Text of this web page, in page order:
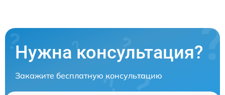
Нужна консультация?
Закажите бесплатную консультацию